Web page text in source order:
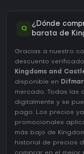
Q
¿Dónde
barata de
Gracias a nuestro
descuento
Kingdoms and
disponible en
mercado. Todas las
digitalmente y se
pago. Los precios
promocionales
más bajo de
historial de precios